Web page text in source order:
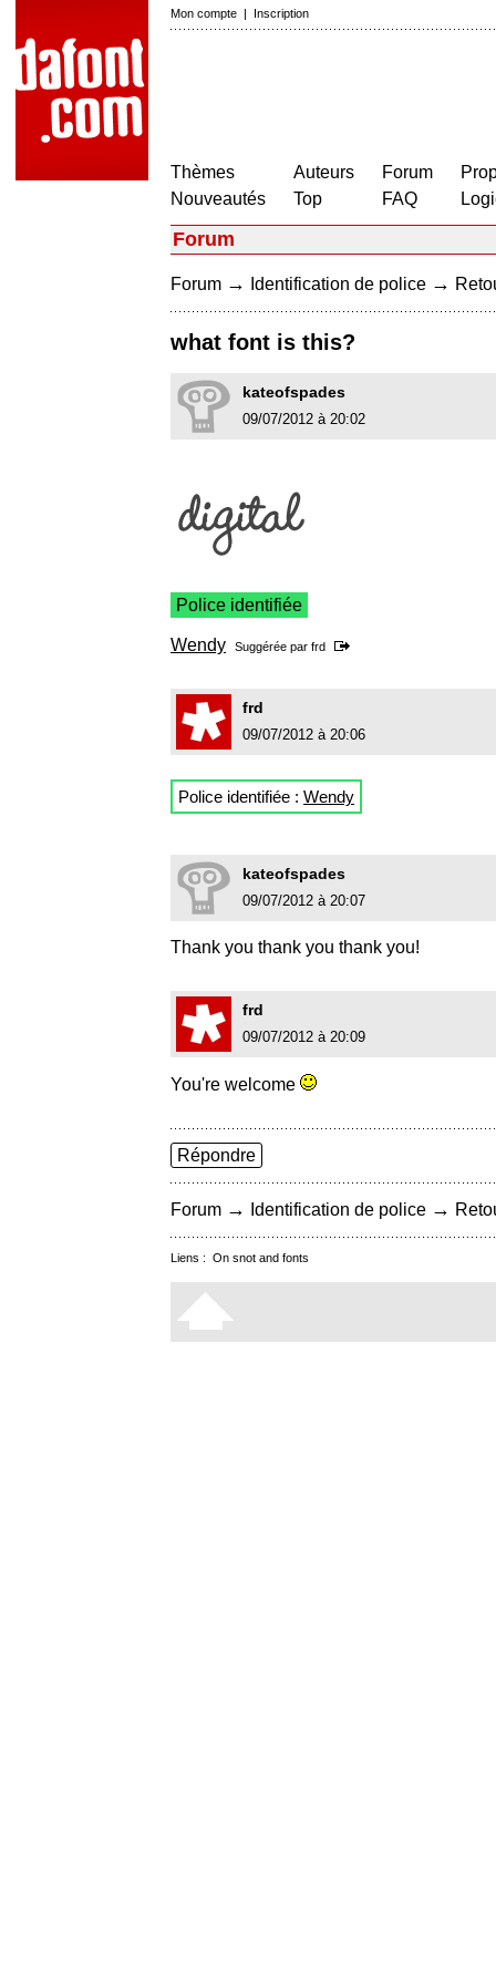
Mon compte | Inscription
Thèmes
Nouveautés
Auteurs
Top
Forum
FAQ
Forum
Forum → Identification de police →
what font is this?
kateofspades
09/07/2012 à 20:02
Police identifiée
Wendy Suggérée par frd
frd
09/07/2012 à 20:06
Police identifiée : Wendy
kateofspades
09/07/2012 à 20:07
Thank you thank you thank you!
frd
09/07/2012 à 20:09
You're welcome
Répondre
Forum → Identification de police →
Liens : On snot and fonts